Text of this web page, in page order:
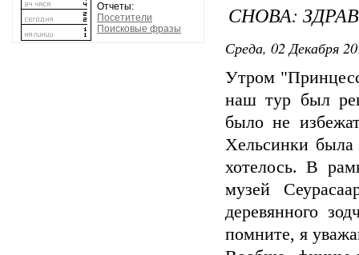
Отчеты:
Посетители
Поисковые фразы
СНОВА:
Среда, 02 Декабря
Утром
наш тур был
было не
Хельсинки была
хотелось. В
музей
деревянного
помните, я